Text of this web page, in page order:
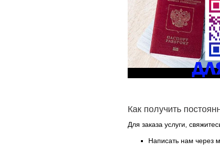
Как получить
Для заказа услуги,
Написать нам через